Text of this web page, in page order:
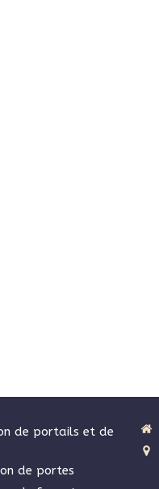
de portails et de
de portes